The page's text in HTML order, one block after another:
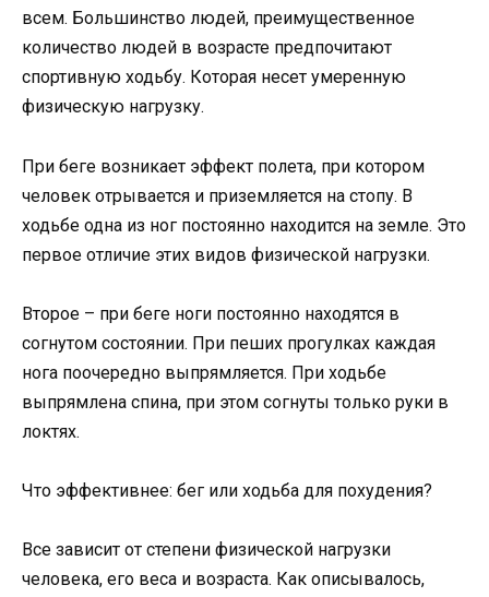
всем. Большинство людей, преимущественное
количество людей в возрасте предпочитают
спортивную ходьбу. Которая несет умеренную
физическую нагрузку.
При беге возникает эффект полета, при котором
человек отрывается и приземляется на стопу. В
ходьбе одна из ног постоянно находится на земле. Это
первое отличие этих видов физической нагрузки.
Второе – при беге ноги постоянно находятся в
согнутом состоянии. При пеших прогулках каждая
нога поочередно выпрямляется. При ходьбе
выпрямлена спина, при этом согнуты только руки в
локтях.
Что эффективнее: бег или ходьба для похудения?
Все зависит от степени физической нагрузки
человека, его веса и возраста. Как описывалось,